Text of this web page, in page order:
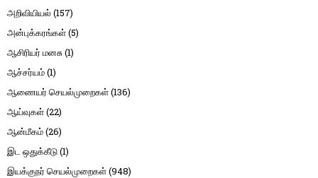
அறிவியியல் (157)
அன்புக்கரங்கள்(5)
ஆசிரியர் மனசு(1)
ஆச்சர்யம்(1)
ஆணையர் செயல்முறைகள்(136)
ஆய்வுகள்(22)
ஆன்மீகம்(26)
இட ஒதுக்கீடு(1)
இயக்குநர் செயல்முறைகள்(948)